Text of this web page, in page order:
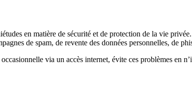
en matière de sécurité et de protection de la vie
de spam, de revente des données personnelles, de
via un accès internet, évite ces problèmes en